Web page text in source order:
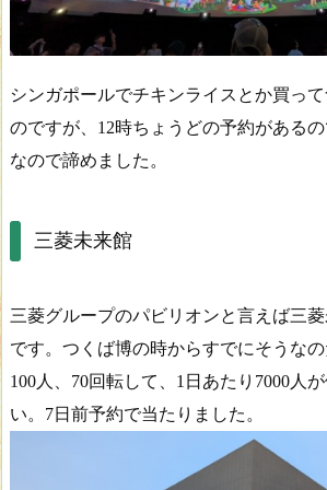
シンガポールでチキンライスとか買っ
のですが、12時ちょうどの予約がある
なので諦めました。
三菱未来館
三菱グループのパビリオンと言えば三
です。つくば博の時からすでにそうな
100人、70回転して、1日あたり7000人
い。7日前予約で当たりました。